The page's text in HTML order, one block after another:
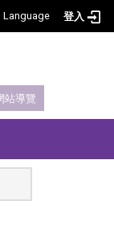
Language 登入
站導覽